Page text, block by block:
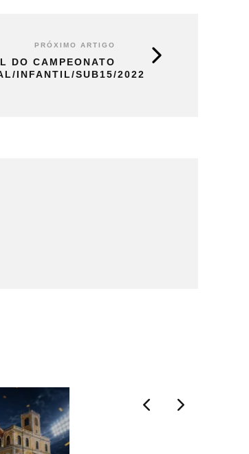
PRÓXIMO ARTIGO
DO CAMPEONATO
INFANTIL/SUB15/2022